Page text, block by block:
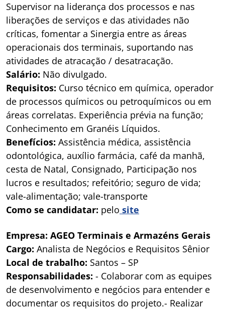
Supervisor na liderança dos processos e nas
liberações de serviços e das atividades não
críticas, fomentar a Sinergia entre as áreas
operacionais dos terminais, suportando nas
atividades de atracação / desatracação.
Salário: Não divulgado.
Requisitos: Curso técnico em química, operador
de processos químicos ou petroquímicos ou em
áreas correlatas. Experiência prévia na função;
Conhecimento em Granéis Líquidos.
Benefícios: Assistência médica, assistência
odontológica, auxílio farmácia, café da manhã,
cesta de Natal, Consignado, Participação nos
lucros e resultados; refeitório; seguro de vida;
vale-alimentação; vale-transporte
Como se candidatar: pelo site
Empresa: AGEO Terminais e Armazéns Gerais
Cargo: Analista de Negócios e Requisitos Sênior
Local de trabalho: Santos – SP
Responsabilidades: - Colaborar com as equipes
de desenvolvimento e negócios para entender e
documentar os requisitos do projeto.- Realizar